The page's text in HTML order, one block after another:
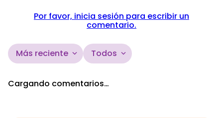
Por favor, inicia sesión para escribir un
comentario.
Más reciente Todos
Cargando comentarios…